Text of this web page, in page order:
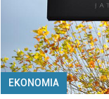
EKONOMIA